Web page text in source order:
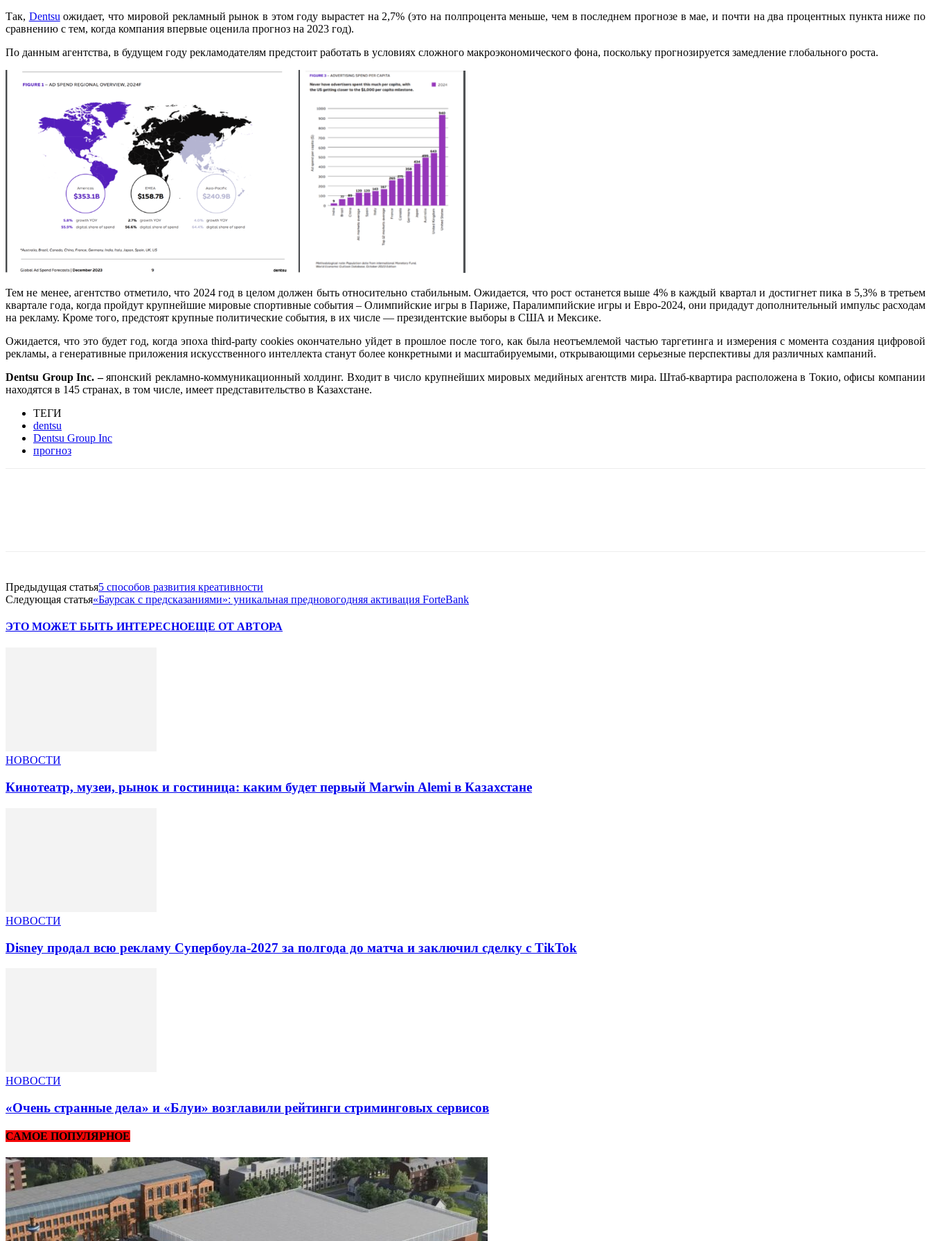
Так, Dentsu ожидает, что мировой рекламный рынок в этом году вырастет на 2,7% (это на полпроцента меньше, чем в последнем прогнозе в мае, и почти на два процентных пункта ниже по
сравнению с тем, когда компания впервые оценила прогноз на 2023 год).
По данным агентства, в будущем году рекламодателям предстоит работать в условиях сложного макроэкономического фона, поскольку прогнозируется замедление глобального роста.
Тем не менее, агентство отметило, что 2024 год в целом должен быть относительно стабильным. Ожидается, что рост останется выше 4% в каждый квартал и достигнет пика в 5,3% в третьем
квартале года, когда пройдут крупнейшие мировые спортивные события – Олимпийские игры в Париже, Паралимпийские игры и Евро-2024, они придадут дополнительный импульс расходам
на рекламу. Кроме того, предстоят крупные политические события, в их числе — президентские выборы в США и Мексике.
Ожидается, что это будет год, когда эпоха third-party cookies окончательно уйдет в прошлое после того, как была неотъемлемой частью таргетинга и измерения с момента создания цифровой
рекламы, а генеративные приложения искусственного интеллекта станут более конкретными и масштабируемыми, открывающими серьезные перспективы для различных кампаний.
Dentsu Group Inc. –японский рекламно-коммуникационный холдинг. Входит в число крупнейших мировых медийных агентств мира. Штаб-квартира расположена в Токио, офисы компании
находятся в 145 странах, в том числе, имеет представительство в Казахстане.
ТЕГИ
dentsu
Dentsu Group Inc
прогноз
Предыдущая статья5 способов развития креативности
Следующая статья«Баурсак с предсказаниями»: уникальная предновогодняя активация ForteBank
ЭТО МОЖЕТ БЫТЬ ИНТЕРЕСНОЕЩЕ ОТ АВТОРА
НОВОСТИ
Кинотеатр, музеи, рынок и гостиница: каким будет первый Marwin Alemi в Казахстане
НОВОСТИ
Disney продал всю рекламу Супербоула-2027 за полгода до матча и заключил сделку с TikTok
НОВОСТИ
«Очень странные дела» и «Блуи» возглавили рейтинги стриминговых сервисов
САМОЕ ПОПУЛЯРНОЕ